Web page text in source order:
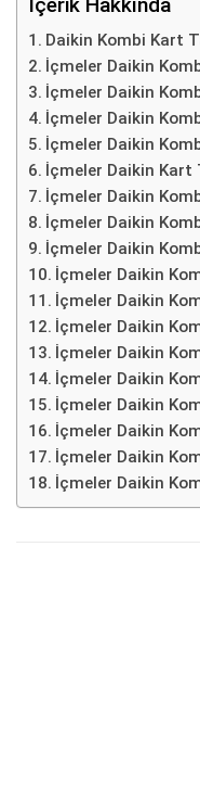
Daikin Kombi Kart
İçmeler Daikin
İçmeler Daikin
İçmeler Daikin
İçmeler Daikin
İçmeler Daikin Kart
İçmeler Daikin
İçmeler Daikin
İçmeler Daikin
İçmeler Daikin
İçmeler Daikin
İçmeler Daikin
İçmeler Daikin
İçmeler Daikin
İçmeler Daikin
İçmeler Daikin
İçmeler Daikin
İçmeler Daikin